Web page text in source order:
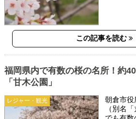
この記事を読む
レジャー・観光
福岡県内で有数の桜の名所！約
「甘木公園」
朝倉市役
（別名